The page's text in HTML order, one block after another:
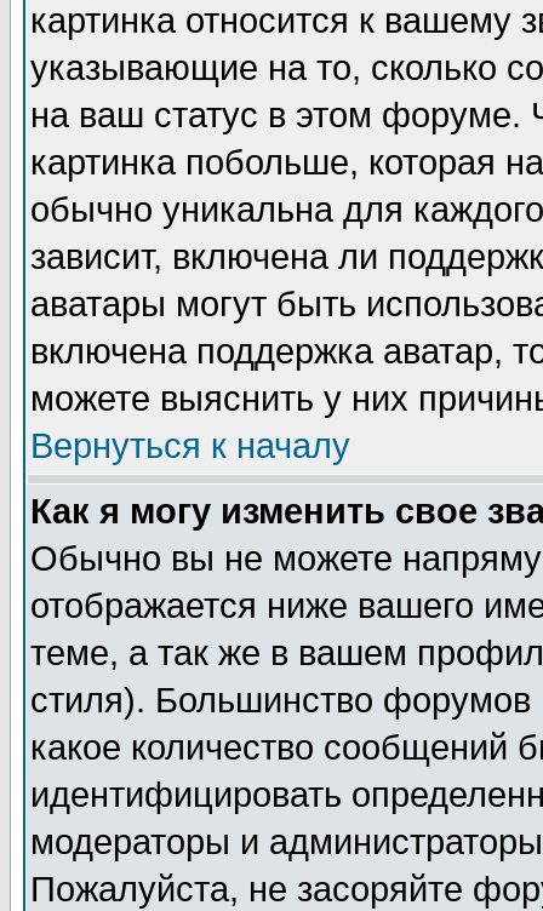
картинка относится к вашему
указывающие на то, сколько
на ваш статус в этом форуме.
картинка побольше, которая
обычно уникальна для
зависит, включена ли
аватары могут быть
включена поддержка аватар,
можете выяснить у них
Вернуться к началу
Как я могу изменить свое
Обычно вы не можете
отображается ниже вашего
теме, а так же в вашем
стиля). Большинство форумов
какое количество сообщений
идентифицировать
модераторы и
Пожалуйста, не засоряйте